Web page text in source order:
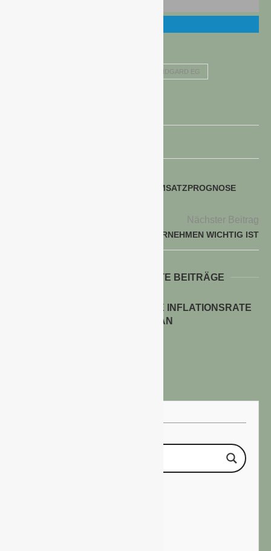
ERGEBNIS- UND UMSATZENTWICKLUNG LANDGARD EG
HORNBACH-GRUPPE BESTÄTIGT UMSATZPROGNOSE
Nächster Beitrag
WARUM WERBUNG FÜR UNTERNEHMEN WICHTIG IST
WEITERE INTERESSANTE BEITRÄGE
ENERGIEPREISE TREIBEN DIE INFLATIONSRATE
IM JULI 2026 AN